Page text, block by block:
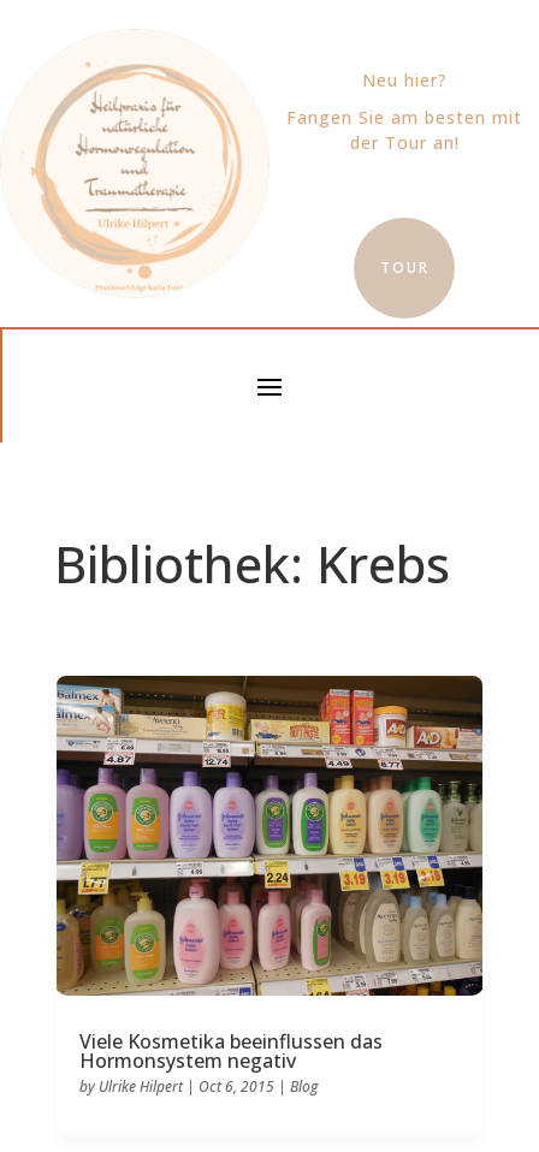
Neu hier?
Fangen Sie am besten mit
der Tour an!
TOUR
Bibliothek: Krebs
Viele Kosmetika beeinflussen das
Hormonsystem negativ
by Ulrike Hilpert| Oct 6, 2015| Blog